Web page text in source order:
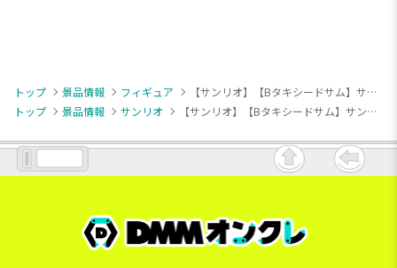
トップ 景品情報 フィギュア
【サンリオ】【Bタキシードサム】サンリオキャラクターズ コンセプトフィギュア ようこそマイルームマンション④
トップ
景品情報 サンリオ 【サンリオ】【Bタキシードサム】サンリオキャラクターズ コンセプトフィギュア ようこそマイルームマンション④